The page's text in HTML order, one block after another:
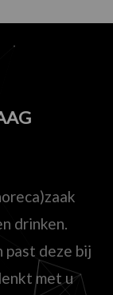
drinken.
deze bij
met u